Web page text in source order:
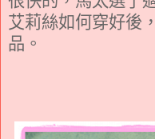
艾莉絲如何穿好後
品。